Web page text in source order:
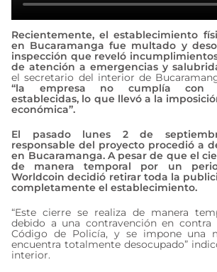
Recientemente, el establecimiento
en Bucaramanga fue multado y
inspección que reveló
de atención a emergencias y
el secretario del interior de
“la empresa no cumplía con
establecidas, lo que llevó a la
económica”.
El pasado lunes 2 de
responsable del proyecto procedió a
en Bucaramanga. A pesar de que el
de manera temporal por un
Worldcoin decidió retirar toda la
completamente el establecimiento.
“Este cierre se realiza de manera
debido a una contravención en contra
Código de Policía, y se impone una
encuentra totalmente desocupado”
interior.